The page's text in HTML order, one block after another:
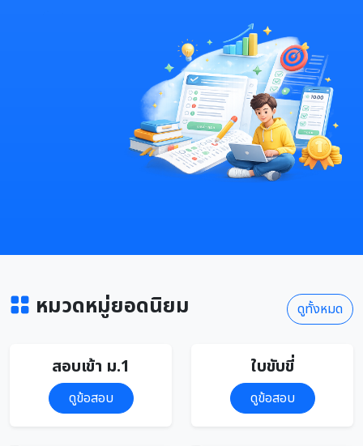
หมวดหมู่ยอดนิยม ดูทั้งหมด
สอบเข้า ม.1
ดูข้อสอบ
ใบขับขี่
ดูข้อสอบ